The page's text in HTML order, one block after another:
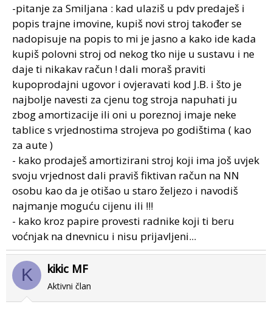
-pitanje za Smiljana : kad ulaziš u pdv predaješ i
popis trajne imovine, kupiš novi stroj također se
nadopisuje na popis to mi je jasno a kako ide kada
kupiš polovni stroj od nekog tko nije u sustavu i ne
daje ti nikakav račun ! dali moraš praviti
kupoprodajni ugovor i ovjeravati kod J.B. i što je
najbolje navesti za cjenu tog stroja napuhati ju
zbog amortizacije ili oni u poreznoj imaje neke
tablice s vrjednostima strojeva po godištima ( kao
za aute )
- kako prodaješ amortizirani stroj koji ima još uvjek
svoju vrjednost dali praviš fiktivan račun na NN
osobu kao da je otišao u staro željezo i navodiš
najmanje moguću cijenu ili !!!
- kako kroz papire provesti radnike koji ti beru
voćnjak na dnevnicu i nisu prijavljeni...
K kikic MF
Aktivni član